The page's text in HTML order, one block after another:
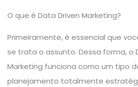
O que é Data Driven Marketing?
Primeiramente, é essencial que
se trata o assunto. Dessa forma, o
Marketing funciona como um tipo
planejamento totalmente